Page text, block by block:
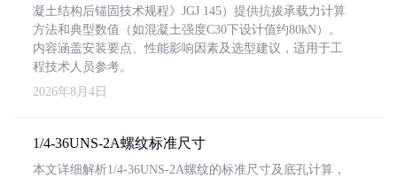
凝土结构后锚固技术规程》JGJ 145）提供抗拔承载力计算
方法和典型数值（如混凝土强度C30下设计值约80kN）。
内容涵盖安装要点、性能影响因素及选型建议，适用于工
程技术人员参考。
2026年8月4日
1/4-36UNS-2A螺纹标准尺寸
本文详细解析1/4-36UNS-2A螺纹的标准尺寸及底孔计算，